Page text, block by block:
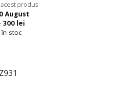
produs
August
300 lei
stoc